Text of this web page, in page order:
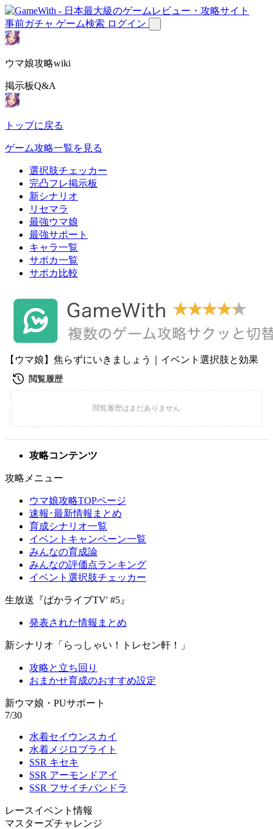
事前ガチャ ゲーム検索 ログイン
ウマ娘攻略wiki
掲示板Q&A
トップに戻る
ゲーム攻略一覧を見る
選択肢チェッカー
完凸フレ掲示板
新シナリオ
リセマラ
最強ウマ娘
最強サポート
キャラ一覧
サポカ一覧
サポカ比較
【ウマ娘】焦らずにいきましょう｜イベント選択肢と効果
攻略コンテンツ
攻略メニュー
ウマ娘攻略TOPページ
速報･最新情報まとめ
育成シナリオ一覧
イベントキャンペーン一覧
みんなの育成論
みんなの評価点ランキング
イベント選択肢チェッカー
生放送『ぱかライブTV' #5』
発表された情報まとめ
新シナリオ「らっしゃい！トレセン軒！」
攻略と立ち回り
おまかせ育成のおすすめ設定
新ウマ娘・PUサポート
7/30
水着セイウンスカイ
水着メジロブライト
SSR キセキ
SSR アーモンドアイ
SSR フサイチパンドラ
レースイベント情報
マスターズチャレンジ